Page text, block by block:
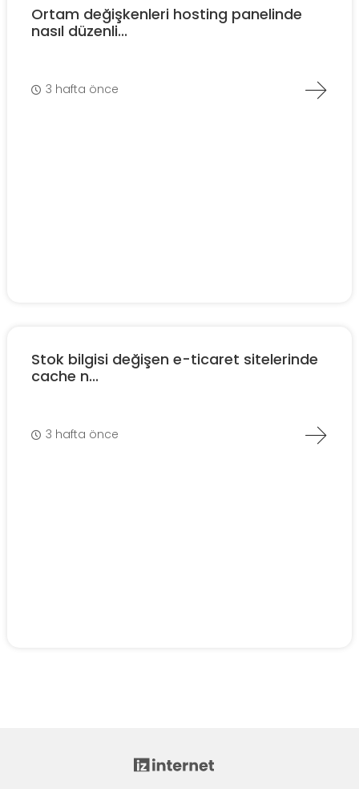
Ortam değişkenleri hosting panelinde
nasıl düzenli...
3 hafta önce
Stok bilgisi değişen e-ticaret sitelerinde
cache n...
3 hafta önce